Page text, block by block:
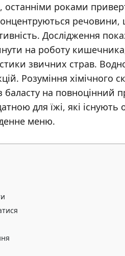
роками
Дослідження
на роботу
звичних страв.
Розуміння хімічного
на повноцінний
для їжі, які
меню.